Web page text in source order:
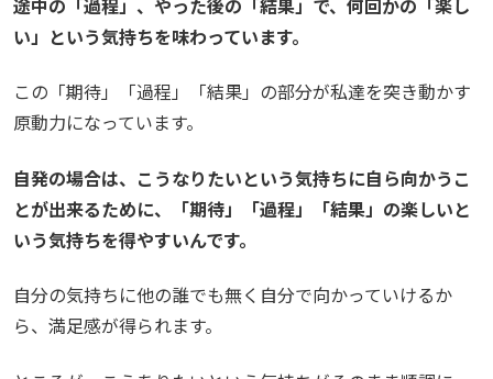
途中の「過程」、やった後の「結果」で、何回かの「楽し
い」という気持ちを味わっています。
この「期待」「過程」「結果」の部分が私達を突き動かす
原動力になっています。
自発の場合は、こうなりたいという気持ちに自ら向かうこ
とが出来るために、「期待」「過程」「結果」の楽しいと
いう気持ちを得やすいんです。
自分の気持ちに他の誰でも無く自分で向かっていけるか
ら、満足感が得られます。